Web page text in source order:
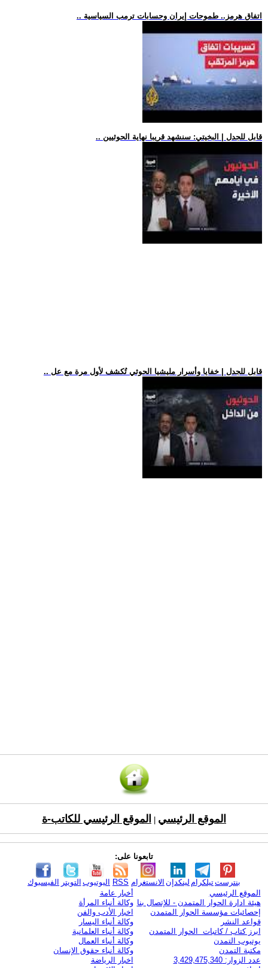
.. اتفاق هرمز.. طموحات إيران وحسابات ترمب السياسية
.. قابل للجدل | البخيتي: سنشهد قريبا نهاية الحوثيين
.. قابل للجدل | خفايا وأسرار مليشيا الحوثي تُكشف لأول مرة مع عل
الموقع الرئيسي الموقع الرئيسي للكاتب-ة
تابعونا على:
الفيسبوك التويتر اليوتيوب RSS الانستغرام لينكدإن تيلكرامبنترست
الموقع الرئيسي
هيئة ادارة الحوار المتمدن - للإتصال بنا
إحصائيات مؤسسة الحوار المتمدن
قواعد النشر
ابرز كتاب / كاتبات الحوار المتمدن
يوتيوب التمدن
مكتبة التمدن
عدد الزوار: 3,429,475,340
أخبار عامة
وكالة أنباء المرأة
اخبار الأدب والفن
وكالة أنباء اليسار
وكالة أنباء العلمانية
وكالة أنباء العمال
وكالة أنباء حقوق الإنسان
اخبار الرياضة